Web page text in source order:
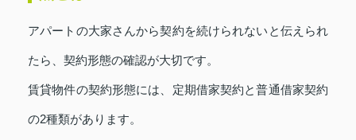
アパートの大家さんから契約を続けられないと伝えられ
たら、契約形態の確認が大切です。
賃貸物件の契約形態には、定期借家契約と普通借家契約
の2種類があります。